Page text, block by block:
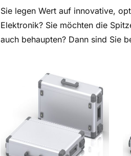
Sie legen Wert auf innovative,
Elektronik? Sie möchten die
auch behaupten? Dann sind Sie